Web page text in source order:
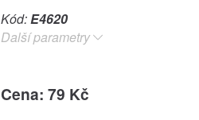
Kód:E4620
Další parametry
Cena: 79 Kč